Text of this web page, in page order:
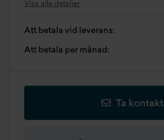
Visa alla detaljer
Att betala vid leverans:
Att betala per månad:
Ta kontakt